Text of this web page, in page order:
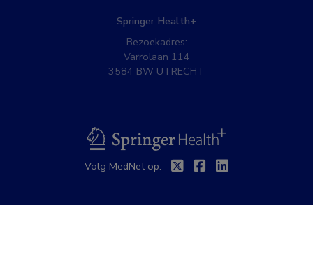
Springer Health+
Bezoekadres:
Varrolaan 114
3584 BW UTRECHT
BSL
Volg MedNet op: TwitterFacebook
Linkedin